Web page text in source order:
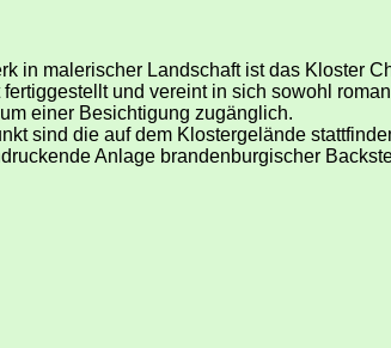
in malerischer Landschaft ist das Kloster
und vereint in sich sowohl
einer Besichtigung zugänglich.
sind die auf dem Klostergelände
Anlage brandenburgischer